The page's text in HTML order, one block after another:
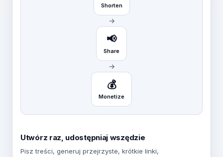
Shorten
→
📢
Share
→
💰
Monetize
Utwórz raz, udostępniaj wszędzie
Pisz treści, generuj przejrzyste, krótkie linki,